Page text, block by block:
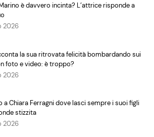
è davvero incinta? L’attrice risponde a
2026
la sua ritrovata felicità bombardando sui
foto e video: è troppo?
2026
a Chiara Ferragni dove lasci sempre i suoi figli
stizzita
2026